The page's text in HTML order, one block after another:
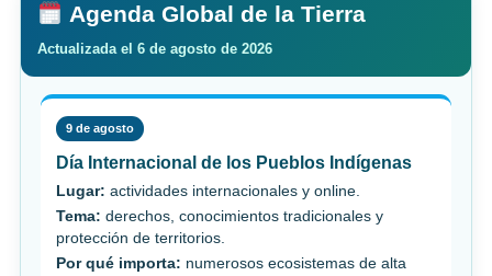
Agenda Global de la Tierra
Actualizada el 6 de agosto de 2026
9 de agosto
Día Internacional de los Pueblos Indígenas
Lugar: actividades internacionales y online.
Tema: derechos, conocimientos tradicionales y
protección de territorios.
Por qué importa: numerosos ecosistemas de alta